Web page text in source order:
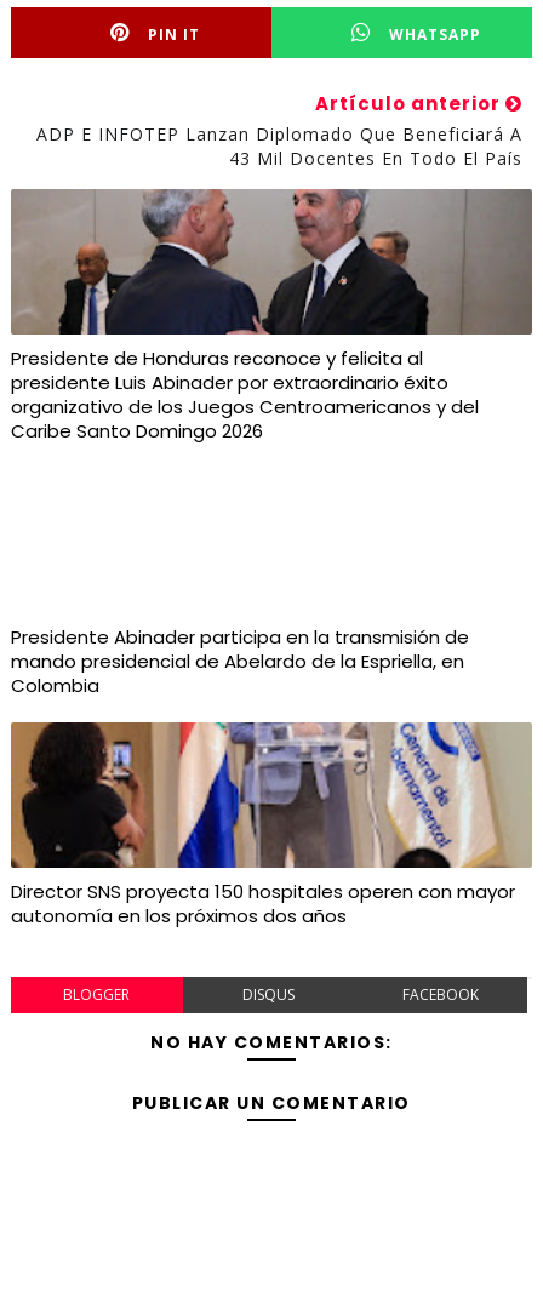
PIN IT WHATSAPP
Artículo anterior
ADP E INFOTEP Lanzan Diplomado Que Beneficiará A
43 Mil Docentes En Todo El País
Presidente de Honduras reconoce y felicita al
presidente Luis Abinader por extraordinario éxito
organizativo de los Juegos Centroamericanos y del
Caribe Santo Domingo 2026
Presidente Abinader participa en la transmisión de
mando presidencial de Abelardo de la Espriella, en
Colombia
Director SNS proyecta 150 hospitales operen con mayor
autonomía en los próximos dos años
BLOGGER DISQUS FACEBOOK
NO HAY COMENTARIOS:
PUBLICAR UN COMENTARIO